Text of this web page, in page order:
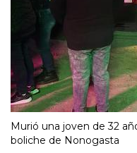
Murió una joven de 32
boliche de Nonogasta